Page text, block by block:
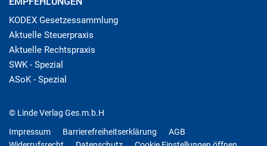
KODEX Gesetzessammlung
Aktuelle Steuerpraxis
Aktuelle Rechtspraxis
SWK - Spezial
ASoK - Spezial
© Linde Verlag Ges.m.b.H
Impressum
Barrierefreiheitserklärung
AGB